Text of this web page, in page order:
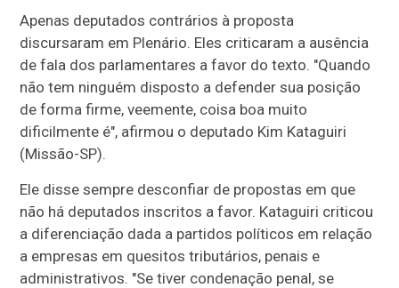
Apenas deputados contrários à proposta
discursaram em Plenário. Eles criticaram a ausência
de fala dos parlamentares a favor do texto. "Quando
não tem ninguém disposto a defender sua posição
de forma firme, veemente, coisa boa muito
dificilmente é", afirmou o deputado Kim Kataguiri
(Missão-SP).
Ele disse sempre desconfiar de propostas em que
não há deputados inscritos a favor. Kataguiri criticou
a diferenciação dada a partidos políticos em relação
a empresas em quesitos tributários, penais e
administrativos. "Se tiver condenação penal, se